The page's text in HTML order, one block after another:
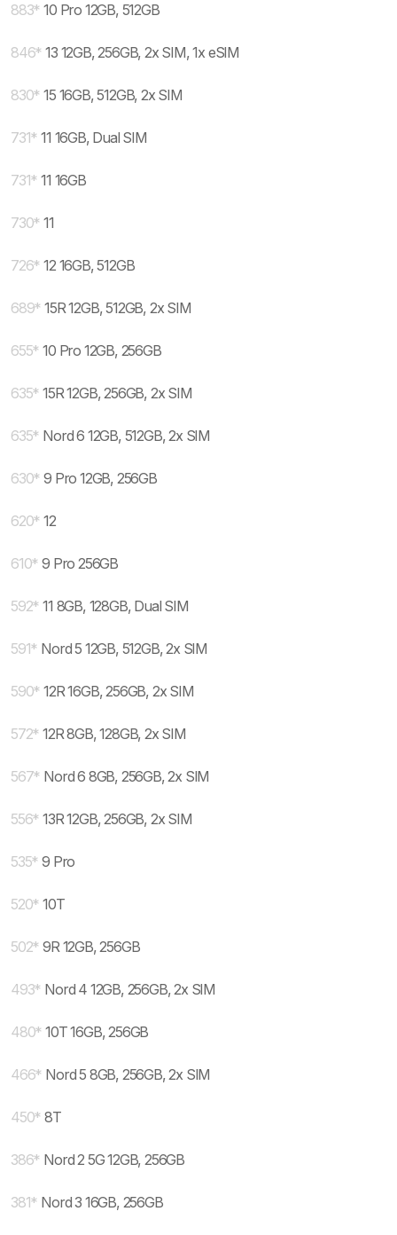
883* 10 Pro 12GB, 512GB
846* 13 12GB, 256GB, 2x SIM, 1x eSIM
830* 15 16GB, 512GB, 2x SIM
731* 11 16GB, Dual SIM
731* 11 16GB
730* 11
726* 12 16GB, 512GB
689* 15R 12GB, 512GB, 2x SIM
655* 10 Pro 12GB, 256GB
635* 15R 12GB, 256GB, 2x SIM
635* Nord 6 12GB, 512GB, 2x SIM
630* 9 Pro 12GB, 256GB
620* 12
610* 9 Pro 256GB
592* 11 8GB, 128GB, Dual SIM
591* Nord 5 12GB, 512GB, 2x SIM
590* 12R 16GB, 256GB, 2x SIM
572* 12R 8GB, 128GB, 2x SIM
567* Nord 6 8GB, 256GB, 2x SIM
556* 13R 12GB, 256GB, 2x SIM
535* 9 Pro
520* 10T
502* 9R 12GB, 256GB
493* Nord 4 12GB, 256GB, 2x SIM
480* 10T 16GB, 256GB
466* Nord 5 8GB, 256GB, 2x SIM
450* 8T
386* Nord 2 5G 12GB, 256GB
381* Nord 3 16GB, 256GB